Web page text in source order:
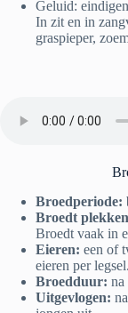
Geluid:
In zit en in
graspieper,
Broedperiode:
Broedt
Broedt vaak in
Eieren: een of
eieren per legsel.
Broedduur: na
Uitgevlogen: